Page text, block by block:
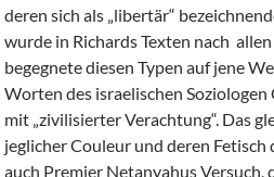
deren sich als „libertär“
wurde in Richards Texten nach
begegnete diesen Typen auf jene
Worten des israelischen
mit „zivilisierter Verachtung“. Das
jeglicher Couleur und deren Fetisch
auch Premier Netanyahus Versuch,